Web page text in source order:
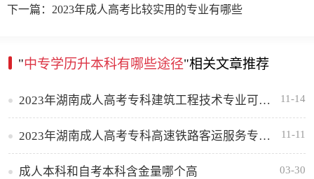
下一篇：2023年成人高考比较实用的专业有哪些
"中专学历升本科有哪些途径"相关文章推荐
2023年湖南成人高考专科建筑工程技术专业可报考哪些大学 11-14
2023年湖南成人高考专科高速铁路客运服务专业可报考哪些大学 11-11
成人本科和自考本科含金量哪个高 03-30